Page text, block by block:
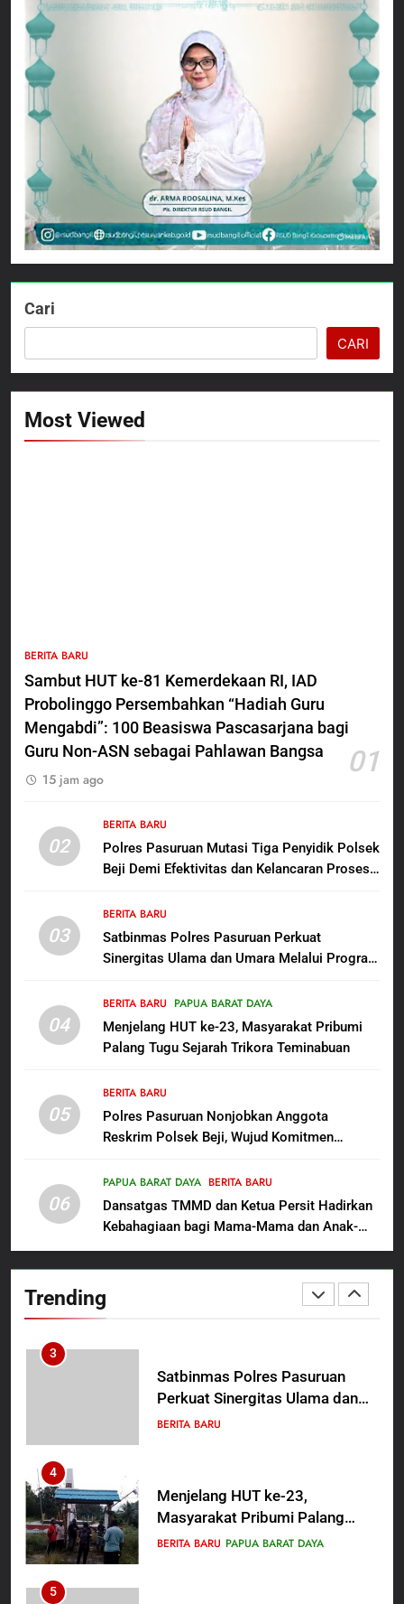
Cari
CARI
Most Viewed
BERITA BARU
Sambut HUT ke-81 Kemerdekaan RI, IAD
Probolinggo Persembahkan “Hadiah Guru
Mengabdi”: 100 Beasiswa Pascasarjana bagi
Guru Non-ASN sebagai Pahlawan Bangsa
01
15 jam ago
02
BERITA BARU
Polres Pasuruan Mutasi Tiga Penyidik Polsek
Beji Demi Efektivitas dan Kelancaran Proses
03
BERITA BARU
Satbinmas Polres Pasuruan Perkuat
Sinergitas Ulama dan Umara Melalui Program
04
BERITA BARU PAPUA BARAT DAYA
Menjelang HUT ke-23, Masyarakat Pribumi
05
BERITA BARU
Polres Pasuruan Nonjobkan Anggota
Reskrim Polsek Beji, Wujud Komitmen
Penganiayaan
06
PAPUA BARAT DAYA BERITA BARU
Dansatgas TMMD dan Ketua Persit Hadirkan
Kebahagiaan bagi Mama-Mama dan Anak-
Anak Kampung Sesor
Trending
Anggota Reskrim Polsek Beji,
Wujud Komitmen Transparansi
Penanganan Dugaan
Penganiayaan
BERITA BARU
6
bagi Mama-Mama dan Anak-
Anak Kampung Sesor
BERITA BARU
Raya: Proses Seleksi Sekda
Kabupaten Sorong Tidak Sah
dan Melanggar Aturan
BERITA BARU KABUPATEN SORONG
Polres Pasuruan Beri Klarifikasi
Meninggalnya Korban Diduga
Usut Tuntas dan Transparan
1
Sambut HUT ke-81
Probolinggo Persembahkan
“Hadiah Guru Mengabdi”: 100
Beasiswa Pascasarjana bagi
Guru Non-ASN sebagai
Pahlawan Bangsa
BERITA BARU
Penyidik Polsek Beji Demi
Efektivitas dan Kelancaran
3
Satbinmas Polres Pasuruan
Perkuat Sinergitas Ulama dan
Umara Melalui Program Rabu
BERITA BARU
4
Menjelang HUT ke-23,
Masyarakat Pribumi Palang
Tugu Sejarah Trikora
BERITA BARU PAPUA BARAT DAYA
5